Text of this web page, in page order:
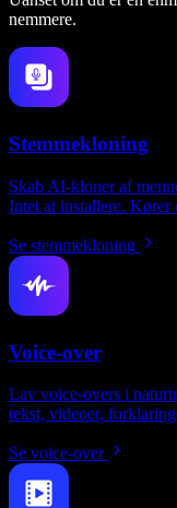
nemmere.
Stemmekloning
Skab AI-kloner af
Intet at installere. Kører
Se stemmekloning
Voice-over
Lav voice-overs i
tekst, videoer,
Se voice-over